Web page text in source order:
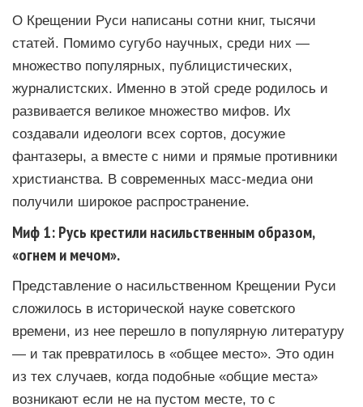
О Крещении Руси написаны сотни книг, тысячи
статей. Помимо сугубо научных, среди них —
множество популярных, публицистических,
журналистских. Именно в этой среде родилось и
развивается великое множество мифов. Их
создавали идеологи всех сортов, досужие
фантазеры, а вместе с ними и прямые противники
христианства. В современных масс-медиа они
получили широкое распространение.
Миф 1: Русь крестили насильственным образом,
«огнем и мечом».
Представление о насильственном Крещении Руси
сложилось в исторической науке советского
времени, из нее перешло в популярную литературу
— и так превратилось в «общее место». Это один
из тех случаев, когда подобные «общие места»
возникают если не на пустом месте, то с